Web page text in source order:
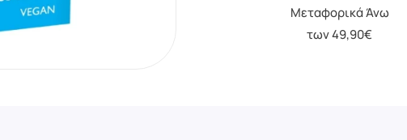
Μεταφορικά Άνω
των 49,90€